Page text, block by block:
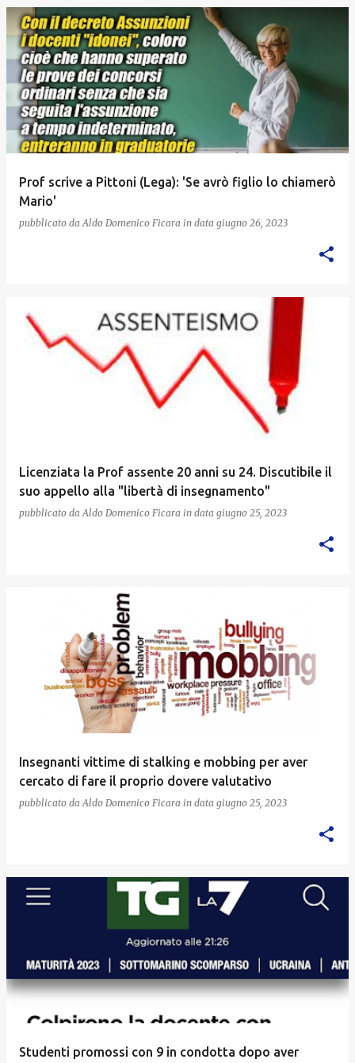
Prof scrive a Pittoni (Lega): 'Se avrò figlio lo chiamerò
Mario'
pubblicato da Aldo Domenico Ficara in data giugno 26, 2023
Licenziata la Prof assente 20 anni su 24. Discutibile il
suo appello alla "libertà di insegnamento"
pubblicato da Aldo Domenico Ficara in data giugno 25, 2023
Insegnanti vittime di stalking e mobbing per aver
cercato di fare il proprio dovere valutativo
pubblicato da Aldo Domenico Ficara in data giugno 25, 2023
Studenti promossi con 9 in condotta dopo aver